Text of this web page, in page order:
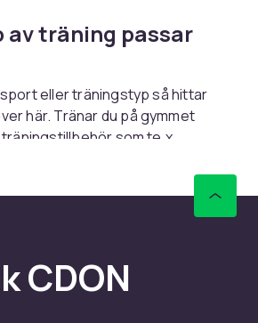
av träning passar
eller träningstyp så hittar
här. Tränar du på gymmet
som te.x
hantlar och
hittar du
löparskor och tillbehör för att
CDON